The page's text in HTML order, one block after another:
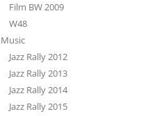
Film BW 2009
W48
Music
Jazz Rally 2012
Jazz Rally 2013
Jazz Rally 2014
Jazz Rally 2015